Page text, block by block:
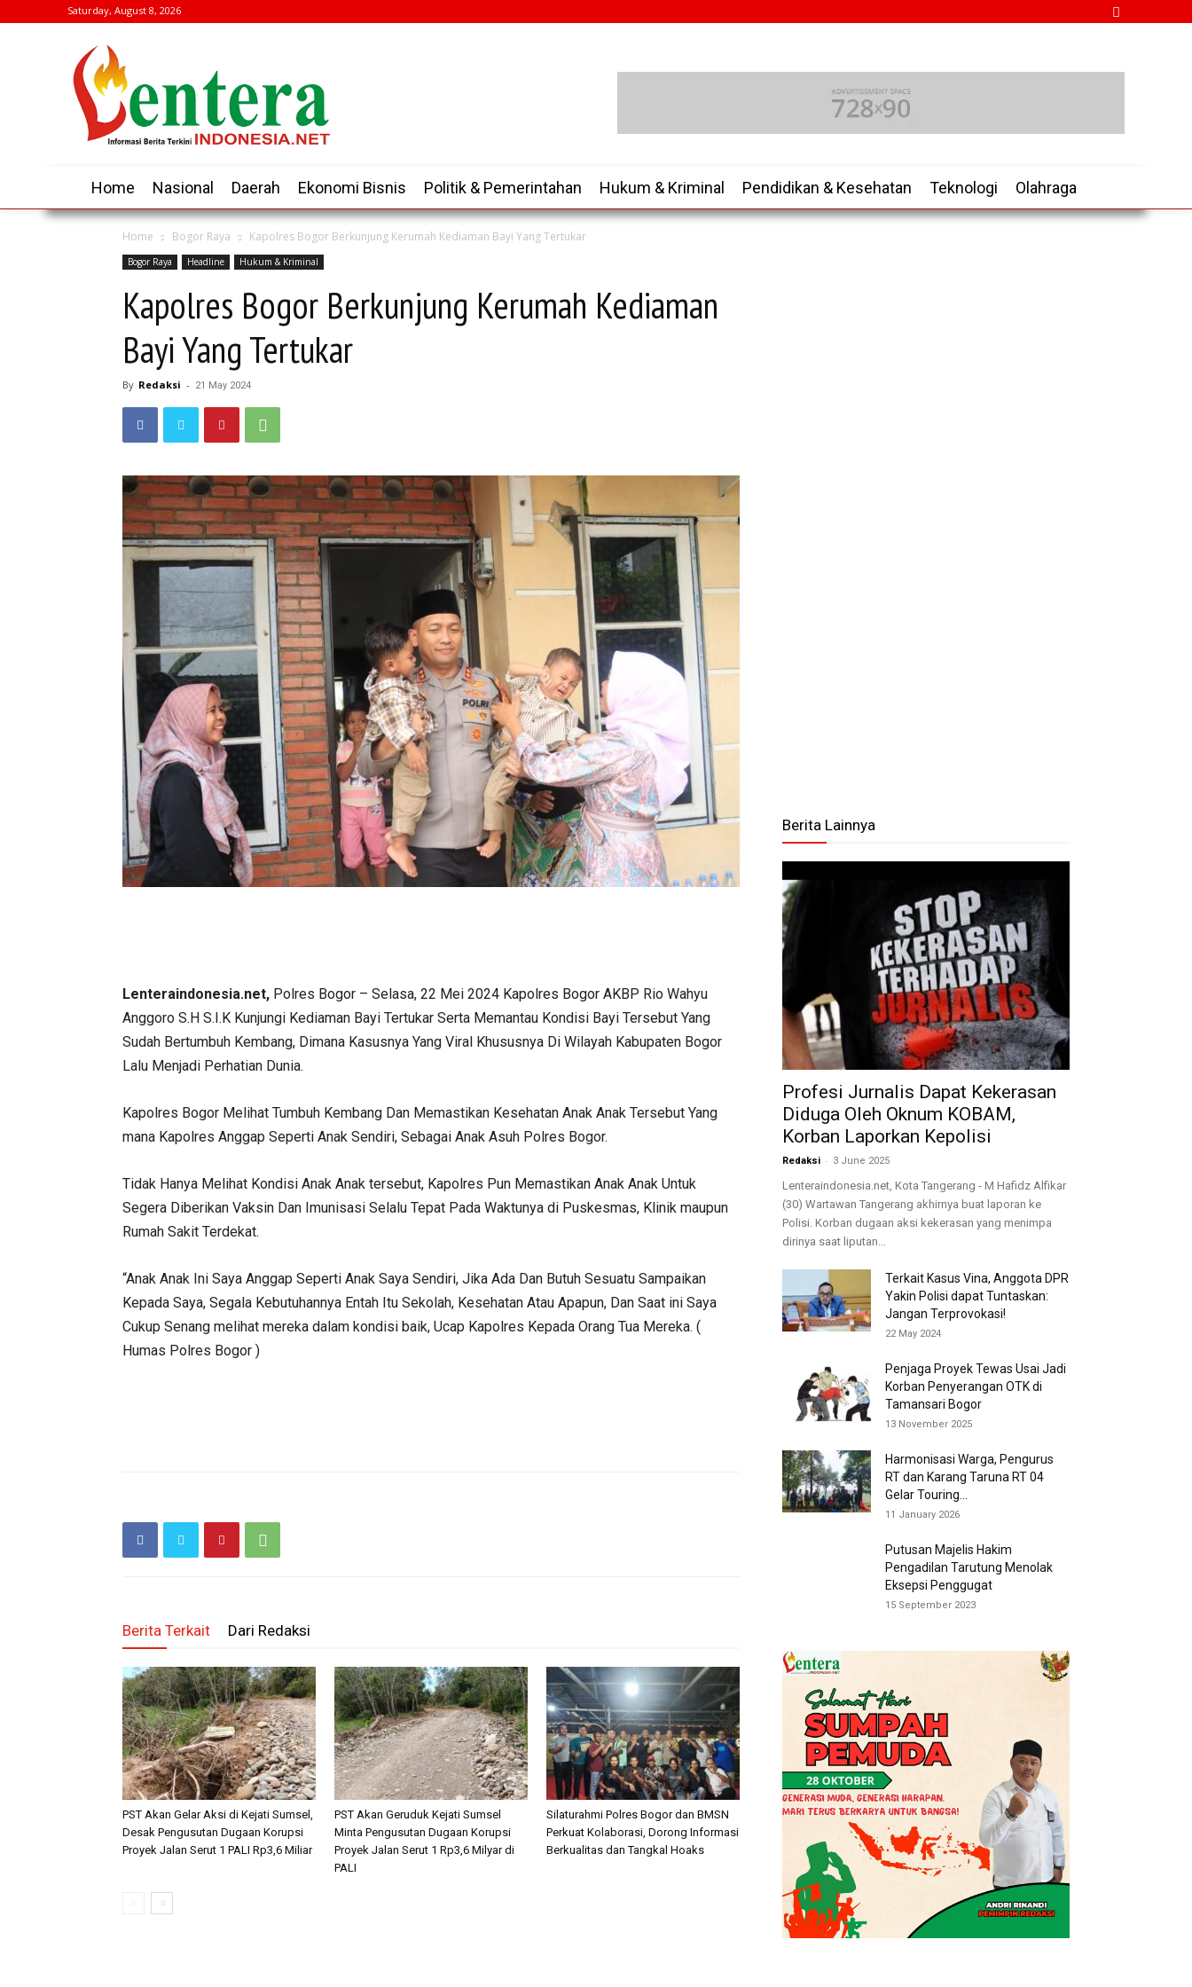
Saturday, August 8, 2026
Home Nasional Daerah Ekonomi Bisnis Politik & Pemerintahan Hukum & Kriminal Pendidikan & Kesehatan Teknologi Olahraga
Home Bogor Raya Kapolres Bogor Berkunjung Kerumah Kediaman Bayi Yang Tertukar
Bogor Raya Headline Hukum & Kriminal
Kapolres Bogor Berkunjung Kerumah Kediaman
Bayi Yang Tertukar
By Redaksi - 21 May 2024
Lenteraindonesia.net, Polres Bogor – Selasa, 22 Mei 2024 Kapolres Bogor AKBP Rio Wahyu
Anggoro S.H S.I.K Kunjungi Kediaman Bayi Tertukar Serta Memantau Kondisi Bayi Tersebut Yang
Sudah Bertumbuh Kembang, Dimana Kasusnya Yang Viral Khususnya Di Wilayah Kabupaten Bogor
Lalu Menjadi Perhatian Dunia.
Kapolres Bogor Melihat Tumbuh Kembang Dan Memastikan Kesehatan Anak Anak Tersebut Yang
mana Kapolres Anggap Seperti Anak Sendiri, Sebagai Anak Asuh Polres Bogor.
Tidak Hanya Melihat Kondisi Anak Anak tersebut, Kapolres Pun Memastikan Anak Anak Untuk
Segera Diberikan Vaksin Dan Imunisasi Selalu Tepat Pada Waktunya di Puskesmas, Klinik maupun
Rumah Sakit Terdekat.
“Anak Anak Ini Saya Anggap Seperti Anak Saya Sendiri, Jika Ada Dan Butuh Sesuatu Sampaikan
Kepada Saya, Segala Kebutuhannya Entah Itu Sekolah, Kesehatan Atau Apapun, Dan Saat ini Saya
Cukup Senang melihat mereka dalam kondisi baik, Ucap Kapolres Kepada Orang Tua Mereka. (
Humas Polres Bogor )
Berita Terkait Dari Redaksi
PST Akan Gelar Aksi di Kejati Sumsel,
Desak Pengusutan Dugaan Korupsi
Proyek Jalan Serut 1 PALI Rp3,6 Miliar
PST Akan Geruduk Kejati Sumsel
Minta Pengusutan Dugaan Korupsi
Proyek Jalan Serut 1 Rp3,6 Milyar di
PALI
Silaturahmi Polres Bogor dan BMSN
Perkuat Kolaborasi, Dorong Informasi
Berkualitas dan Tangkal Hoaks
Berita Lainnya
Profesi Jurnalis Dapat Kekerasan
Diduga Oleh Oknum KOBAM,
Korban Laporkan Kepolisi
Redaksi - 3 June 2025
Lenteraindonesia.net, Kota Tangerang - M Hafidz Alfikar
(30) Wartawan Tangerang akhirnya buat laporan ke
Polisi. Korban dugaan aksi kekerasan yang menimpa
dirinya saat liputan...
Terkait Kasus Vina, Anggota DPR
Yakin Polisi dapat Tuntaskan:
Jangan Terprovokasi!
22 May 2024
Penjaga Proyek Tewas Usai Jadi
Korban Penyerangan OTK di
Tamansari Bogor
13 November 2025
Harmonisasi Warga, Pengurus
RT dan Karang Taruna RT 04
Gelar Touring...
11 January 2026
Putusan Majelis Hakim
Pengadilan Tarutung Menolak
Eksepsi Penggugat
15 September 2023